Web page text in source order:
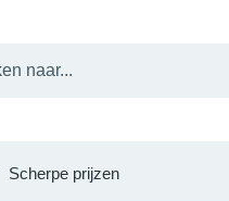
Scherpe prijzen